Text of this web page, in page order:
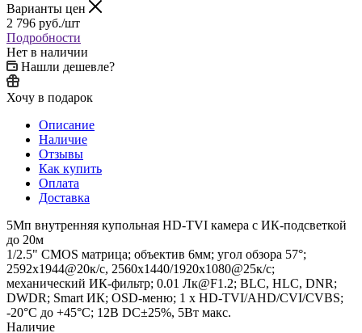
Варианты цен
2 796 руб./шт
Подробности
Нет в наличии
Нашли дешевле?
Хочу в подарок
Описание
Наличие
Отзывы
Как купить
Оплата
Доставка
5Мп внутренняя купольная HD-TVI камера с ИК-подсветкой
до 20м
1/2.5" CMOS матрица; объектив 6мм; угол обзора 57°;
2592x1944@20к/с, 2560x1440/1920x1080@25к/с;
механический ИК-фильтр; 0.01 Лк@F1.2; BLC, HLC, DNR;
DWDR; Smart ИК; OSD-меню; 1 х HD-TVI/AHD/CVI/CVBS;
-20°С до +45°С; 12В DC±25%, 5Вт макс.
Наличие